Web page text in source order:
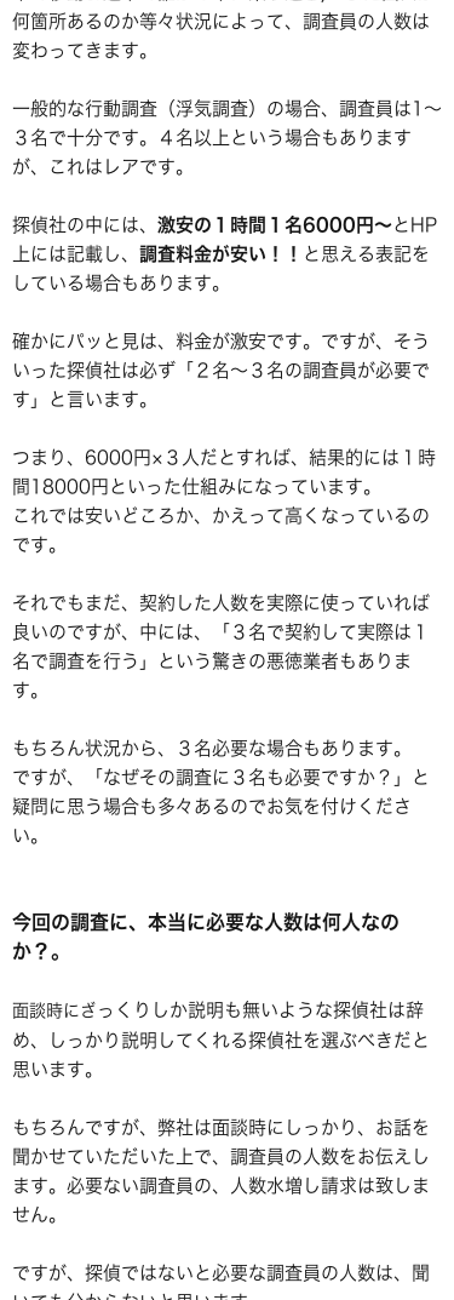
何箇所あるのか等々状況によって、調査員の人数は
変わってきます。
一般的な行動調査（浮気調査）の場合、調査員は1～
３名で十分です。４名以上という場合もあります
が、これはレアです。
探偵社の中には、 激安の１時間１名6000円～とHP
上には記載し、 調査料金が安い！！ と思える表記を
している場合もあります。
確かにパッと見は、料金が激安です。ですが、そう
いった探偵社は必ず「２名～３名の調査員が必要で
す」と言います。
つまり、6000円×３人だとすれば、結果的には１時
間18000円といった仕組みになっています。
これでは安いどころか、かえって高くなっているの
です。
それでもまだ、契約した人数を実際に使っていれば
良いのですが、中には、「３名で契約して実際は１
名で調査を行う」という驚きの悪徳業者もありま
す。
もちろん状況から、３名必要な場合もあります。
ですが、「なぜその調査に３名も必要ですか？」と
疑問に思う場合も多々あるのでお気を付けくださ
い。
今回の調査に、本当に必要な人数は何人なの
か？。
面談時に ざ っくりしか説明も無いような探偵社は辞
め、しっかり説明してくれる探偵社を選ぶべきだと
思います。
もちろんですが、弊社は面談時にしっかり、お話を
聞かせていただいた上で、調査員の人数をお伝えし
ます。必要ない調査員の、人数水増し請求は致しま
せん。
ですが、探偵ではないと必要な調査員の人数は、聞